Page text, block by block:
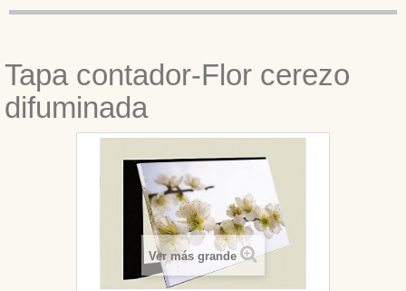
Tapa contador-Flor cerezo
difuminada
Ver más grande